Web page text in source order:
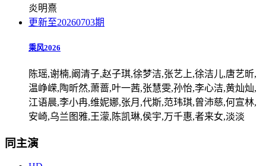
炎明熹
更新至20260703期
乘风2026
陈瑶,谢楠,阚清子,赵子琪,徐梦洁,张艺上,徐洁儿,唐艺昕,
温峥嵘,陶昕然,萧蔷,叶一茜,张慧雯,孙怡,李心洁,黄灿灿,
江语晨,李小冉,维妮娜,张月,代斯,范玮琪,曾沛慈,何宣林,
安崎,乌兰图雅,王濛,陈凯琳,侯宇,万千惠,者来女,淡淡
同主演